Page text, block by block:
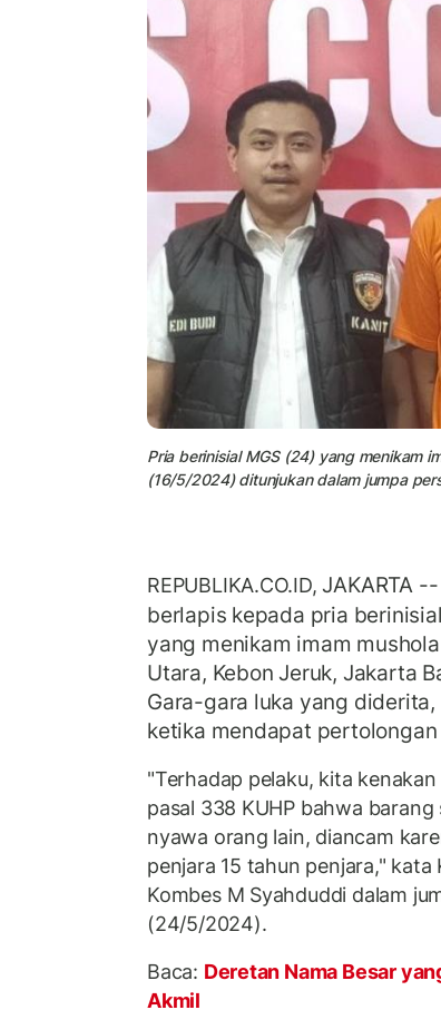
Pria berinisial MGS (24) yang menikam
(16/5/2024) ditunjukan dalam jumpa
REPUBLIKA.CO.ID,JAKARTA
berlapis kepada pria
yang menikam imam
Utara, Kebon Jeruk, Jakarta
Gara-gara luka yang
ketika mendapat
"Terhadap pelaku, kita
pasal 338 KUHP bahwa
nyawa orang lain, diancam
penjara 15 tahun penjara,"
Kombes M Syahduddi dalam
(24/5/2024).
Baca: Deretan Nama Besar
Akmil